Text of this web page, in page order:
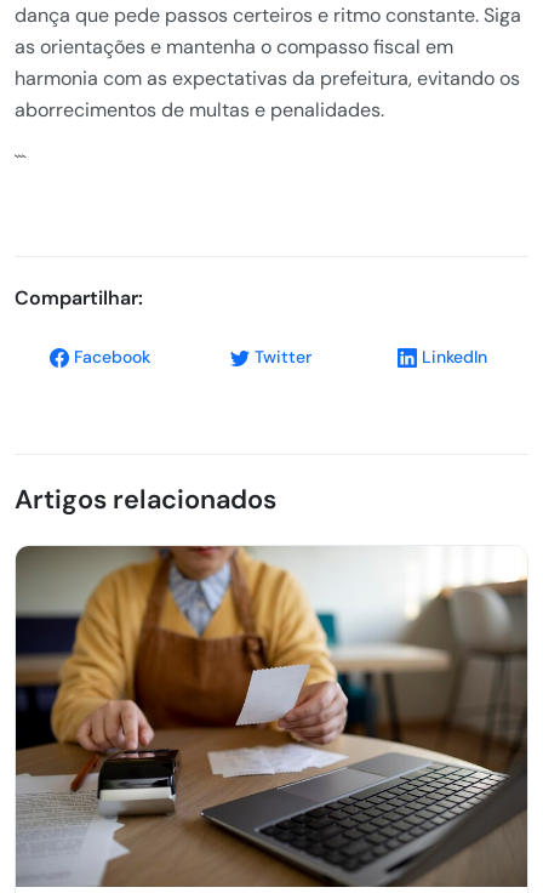
dança que pede passos certeiros e ritmo constante. Siga
as orientações e mantenha o compasso fiscal em
harmonia com as expectativas da prefeitura, evitando os
aborrecimentos de multas e penalidades.
```
Compartilhar:
Facebook Twitter LinkedIn
Artigos relacionados